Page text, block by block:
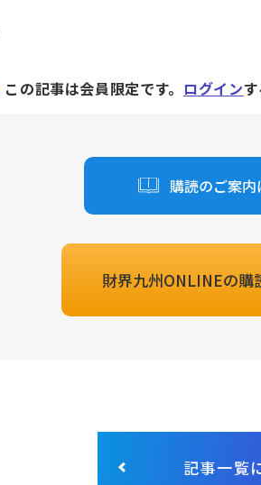
この記事は会員限定です。 ログイン
購読のご案内
財界九州ONLINEの購
記事一覧